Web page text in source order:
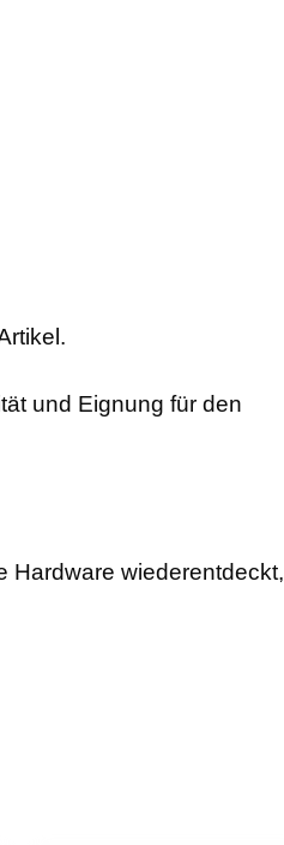
und Eignung für den
Hardware wiederentdeckt,